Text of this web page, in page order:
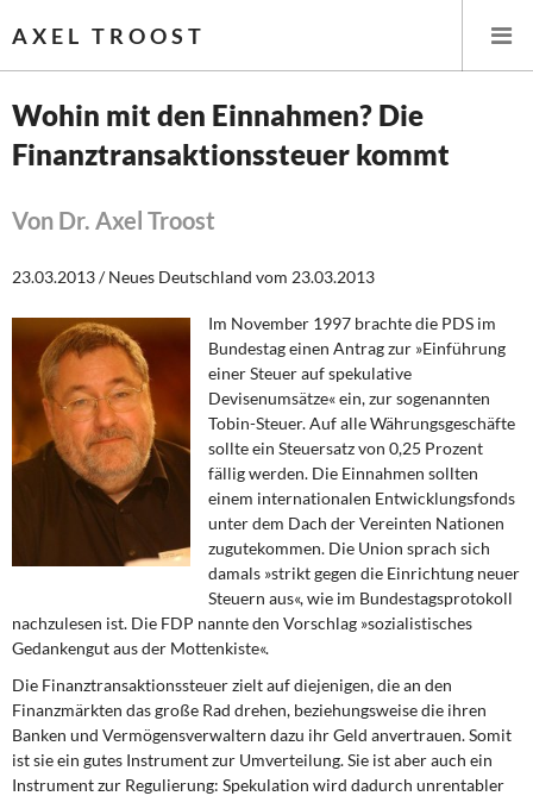
AXEL TROOST
Startseite
Themen
Leitlinien linker Wirtschafts- und Finanzpolitik
Wirtschaftspolitik
Steuer- und Finanzpolitik
Öffentliche Infrastruktur und Daseinsvorsorge
Eurokrise und Griechenland
Memo-Gruppe
Institut Solidarische Moderne
Rosa-Luxemburg-Stiftung
Wohin mit den Einnahmen? Die
Finanztransaktionssteuer kommt
Von Dr. Axel Troost
23.03.2013 / Neues Deutschland vom 23.03.2013
Im November 1997 brachte die PDS im
Bundestag einen Antrag zur »Einführung
einer Steuer auf spekulative
Devisenumsätze« ein, zur sogenannten
Tobin-Steuer. Auf alle Währungsgeschäfte
sollte ein Steuersatz von 0,25 Prozent
fällig werden. Die Einnahmen sollten
einem internationalen Entwicklungsfonds
unter dem Dach der Vereinten Nationen
zugutekommen. Die Union sprach sich
damals »strikt gegen die Einrichtung neuer
Steuern aus«, wie im Bundestagsprotokoll
nachzulesen ist. Die FDP nannte den Vorschlag »sozialistisches
Gedankengut aus der Mottenkiste«.
Die Finanztransaktionssteuer zielt auf diejenigen, die an den
Finanzmärkten das große Rad drehen, beziehungsweise die ihren
Banken und Vermögensverwaltern dazu ihr Geld anvertrauen. Somit
ist sie ein gutes Instrument zur Umverteilung. Sie ist aber auch ein
Instrument zur Regulierung: Spekulation wird dadurch unrentabler